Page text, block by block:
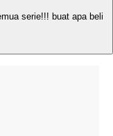
serie!!! buat apa beli